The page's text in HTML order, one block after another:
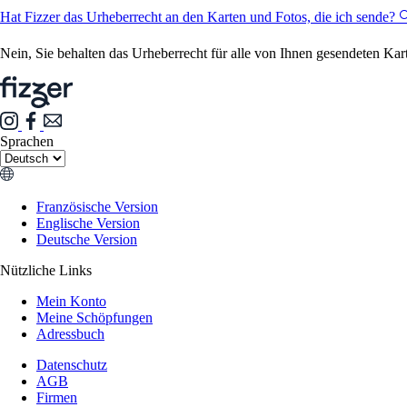
Hat Fizzer das Urheberrecht an den Karten und Fotos, die ich sende?
Nein, Sie behalten das Urheberrecht für alle von Ihnen gesendeten
Sprachen
Französische Version
Englische Version
Deutsche Version
Nützliche Links
Mein Konto
Meine Schöpfungen
Adressbuch
Datenschutz
AGB
Firmen